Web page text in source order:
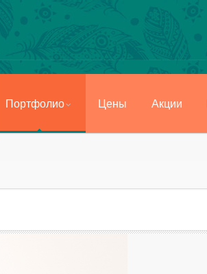
Портфолио Цены Акции